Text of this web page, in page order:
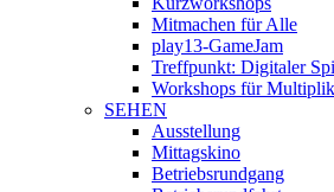
Mitmachen für Alle
play13-GameJam
Treffpunkt: Digitaler
Workshops für
SEHEN
Ausstellung
Mittagskino
Betriebsrundgang